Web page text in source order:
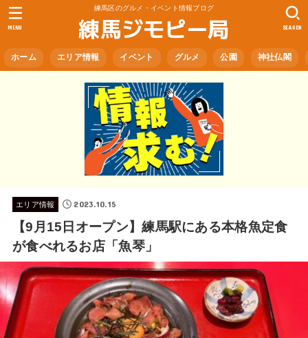
練馬区のグルメ・イベント情報ブログ
練馬ジモピー局
ホーム エリア情報 イベント グルメ 公園 神社仏閣
SEARCH
MENU
エリア情報 2023.10.15
【9月15日オープン】練馬駅にある本格魚定食
が食べれるお店「魚琴」